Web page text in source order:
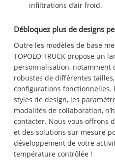
infiltrations d’air froid.
Débloquez plus de designs
Outre les modèles de base
TOPOLO-TRUCK propose un
personnalisation, notamment
robustes de différentes
configurations fonctionnelles.
styles de design, les
modalités de collaboration,
contacter. Nous vous offrons
et des solutions sur mesure
développement de votre
température contrôlée !